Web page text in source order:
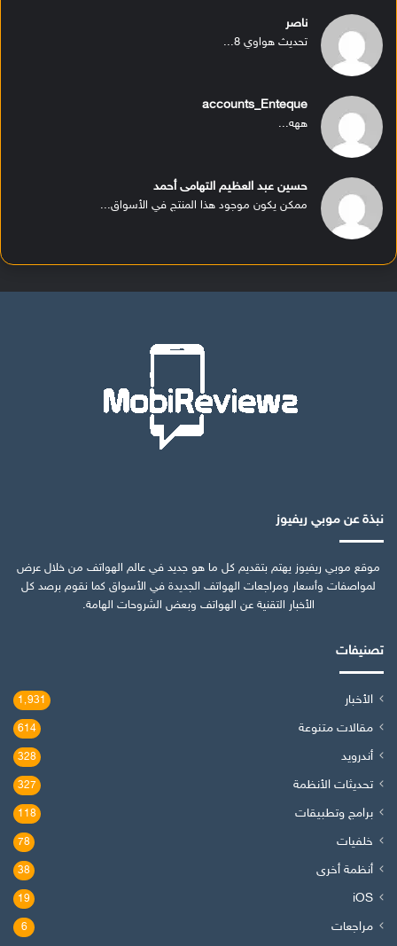
ناصر
تحديث هواوي 8...
accounts_Enteque
ههه...
حسين عبد العظيم التهامى أحمد
ممكن يكون موجود هذا المنتج في الأسواق...
نبذة عن موبي ريفيوز
موقع موبي ريفيوز يهتم بتقديم كل ما هو جديد في عالم الهواتف من خلال عرض
لمواصفات وأسعار ومراجعات الهواتف الجديدة في الأسواق كما نقوم برصد كل
الأخبار التقنية عن الهواتف وبعض الشروحات الهامة.
تصنيفات
الأخبار 1٬931
مقالات متنوعة 614
أندرويد 328
تحديثات الأنظمة 327
برامج وتطبيقات 118
خلفيات 78
أنظمة أخرى 38
iOS
19
مراجعات 6